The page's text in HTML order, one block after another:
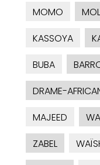
MOMO
KASSOYA
BUBA
DRAME-
MAJEED
ZABEL